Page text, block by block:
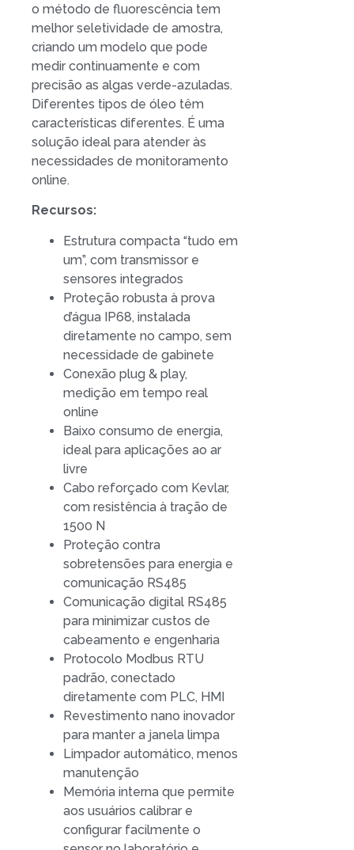
o método de fluorescência tem
melhor seletividade de amostra,
criando um modelo que pode
medir continuamente e com
precisão as algas verde-azuladas.
Diferentes tipos de óleo têm
características diferentes. É uma
solução ideal para atender às
necessidades de monitoramento
online.
Recursos:
Estrutura compacta “tudo em
um”, com transmissor e
sensores integrados
Proteção robusta à prova
d’água IP68, instalada
diretamente no campo, sem
necessidade de gabinete
Conexão plug & play,
medição em tempo real
online
Baixo consumo de energia,
ideal para aplicações ao ar
livre
Cabo reforçado com Kevlar,
com resistência à tração de
1500 N
Proteção contra
sobretensões para energia e
comunicação RS485
Comunicação digital RS485
para minimizar custos de
cabeamento e engenharia
Protocolo Modbus RTU
padrão, conectado
diretamente com PLC, HMI
Revestimento nano inovador
para manter a janela limpa
Limpador automático, menos
manutenção
Memória interna que permite
aos usuários calibrar e
configurar facilmente o